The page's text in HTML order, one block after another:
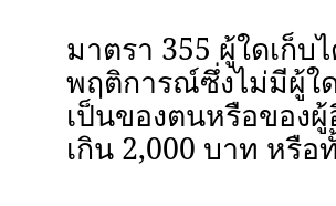
มาตรา 355 ผู้ใดเก็
พฤติการณ์ซึ่งไม่มีผู้ใ
เป็นของตนหรือของ
เกิน 2,000 บาท หรือ